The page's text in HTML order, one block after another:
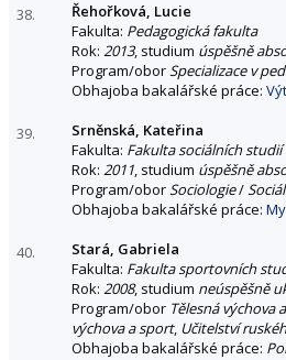
38.
Řehořková, Lucie
Fakulta: Pedagogická fakulta
Rok: 2013, studium úspěšně
Program/oborSpecializace v
Obhajoba bakalářské práce:
39.
Srněnská, Kateřina
Fakulta: Fakulta sociálních studií
Rok: 2011, studium úspěšně
Program/oborSociologie/
Obhajoba bakalářské práce:
40.
Stará, Gabriela
Fakulta: Fakulta sportovních
Rok: 2008, studium neúspěšně
Program/obor Tělesná výchova
výchova a sport, Učitelství
Obhajoba bakalářské práce: